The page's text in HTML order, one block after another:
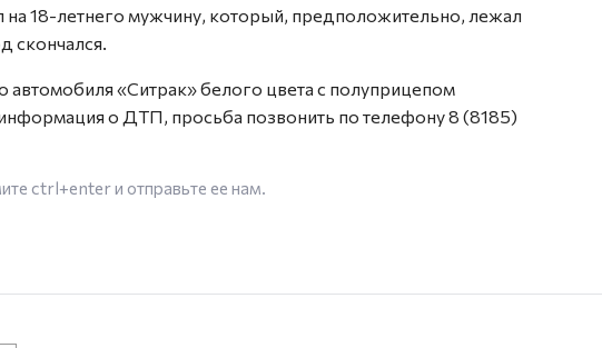
на 18-летнего мужчину, который, предположительно, лежал
скончался.
автомобиля «Ситрак» белого цвета с полуприцепом
о ДТП, просьба позвонить по телефону 8 (8185)
ctrl+enterи отправьте ее нам.